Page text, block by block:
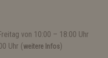
von 10:00 – 18:00 Uhr
Uhr (weitere Infos)